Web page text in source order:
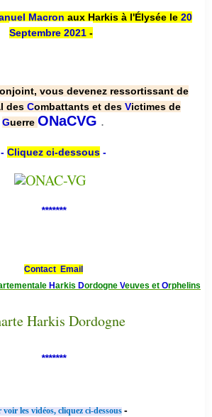
Macron aux Harkis à l'Élysée le 20
Septembre 2021 -
vous devenez ressortissant de
des Combattants et des Victimes de
Guerre ONaCVG .
- Cliquez ci-dessous-
*******
Contact Email
Harkis Dordogne Veuves et Orphelins
*******
voir les vidéos, cliquez ci-dessous -